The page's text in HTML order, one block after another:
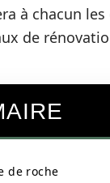
à chacun
de
de roche